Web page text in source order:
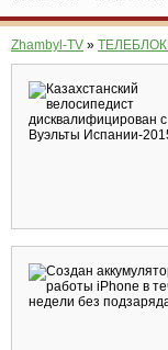
Zhambyl-TV »